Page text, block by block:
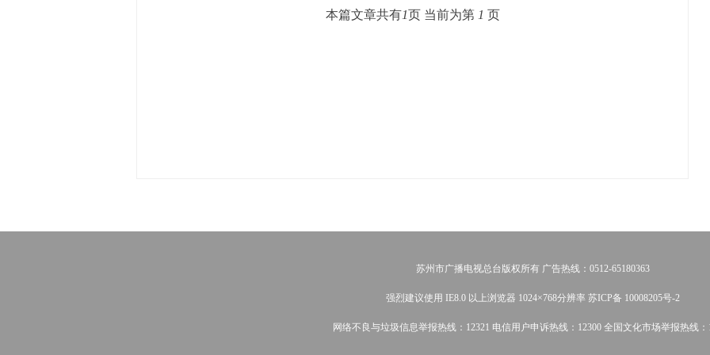
本篇文章共有1页 当前为第 1 页
苏州市广播电视总台版权所有 广告热线：0512-65180363
强烈建议使用 IE8.0 以上浏览器 1024×768分辨率 苏ICP备 10008205号-2
网络不良与垃圾信息举报热线：12321 电信用户申诉热线：12300 全国文化市场举报热线：